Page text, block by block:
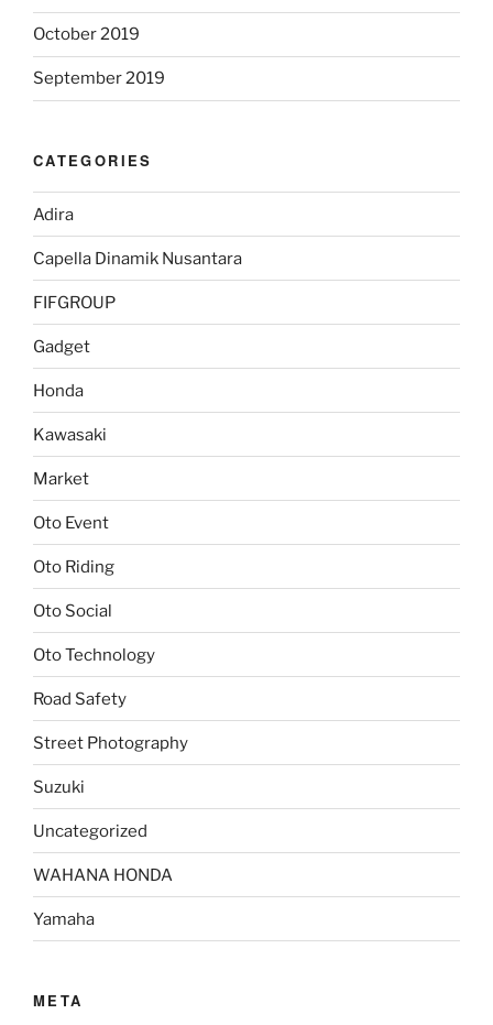
October 2019
September 2019
CATEGORIES
Adira
Capella Dinamik Nusantara
FIFGROUP
Gadget
Honda
Kawasaki
Market
Oto Event
Oto Riding
Oto Social
Oto Technology
Road Safety
Street Photography
Suzuki
Uncategorized
WAHANA HONDA
Yamaha
META